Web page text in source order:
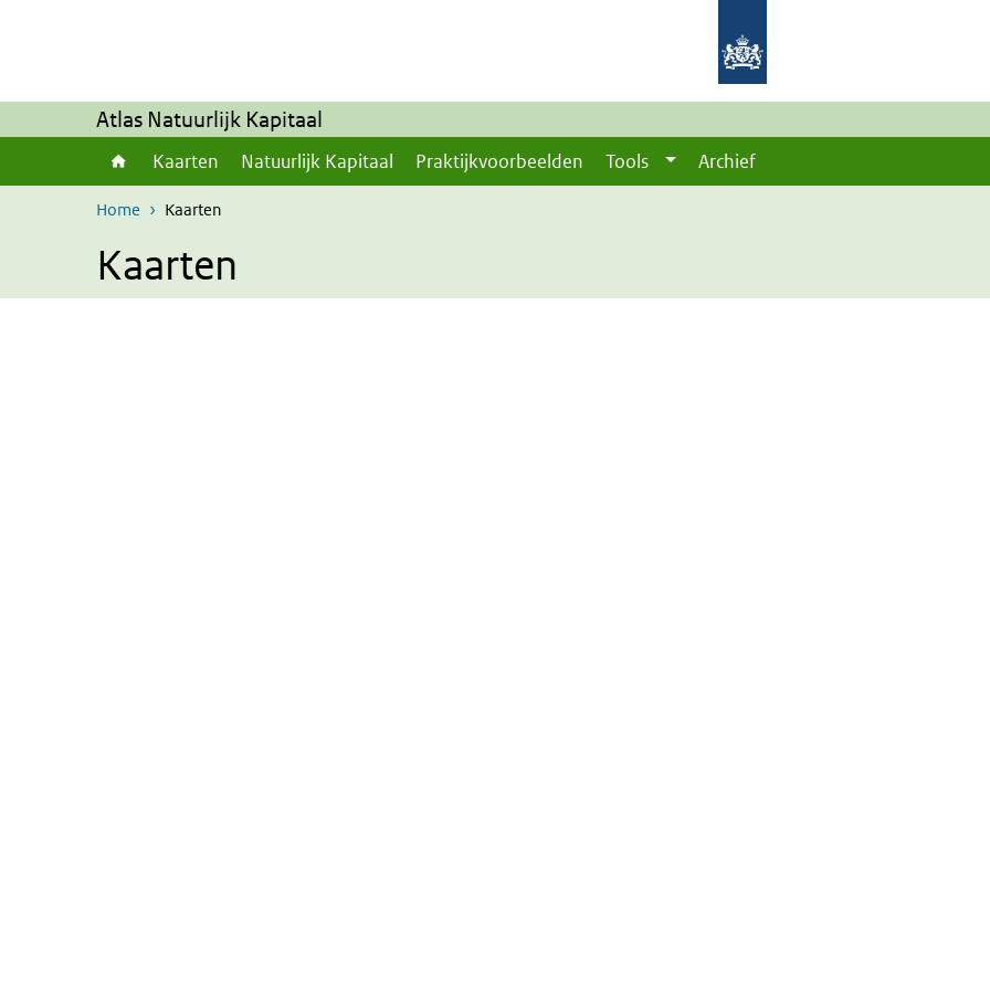
Atlas Natuurlijk Kapitaal
Kaarten Natuurlijk Kapitaal Praktijkvoorbeelden Tools Archief
Home Kaarten
Kaarten